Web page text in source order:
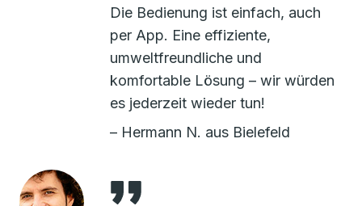
Die Bedienung ist einfach, auch
per App. Eine effiziente,
umweltfreundliche und
komfortable Lösung – wir würden
es jederzeit wieder tun!
– Hermann N. aus Bielefeld